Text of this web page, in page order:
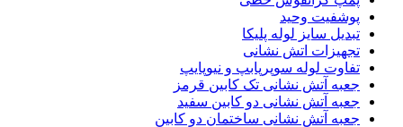
پوشفیت وحید
تبدیل سایز لوله پلیکا
تجهیزات اتش نشانی
تفاوت لوله سوپرپابپ و نیوپایپ
جعبه آتش نشانی تک کابین قرمز
جعبه آتش نشانی دو کابین سفید
جعبه آتش نشانی ساختمان دو کابین